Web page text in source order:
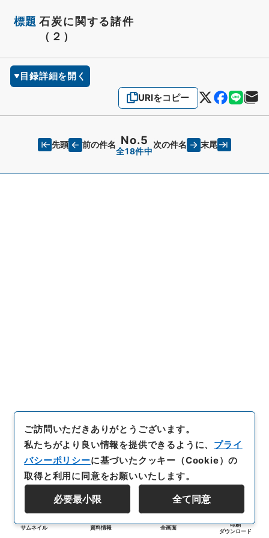
標題 石炭に関する諸件
（２）
目録詳細を開く
URIをコピー
先頭 前の件名 No.5
全18件中
次の件名 末尾
サムネイル 資料情報 全画面
印刷
ダウンロード
ご訪問いただきありがとうございます。
私たちがより良い情報を提供できるように、 プライ
バシーポリシーに基づいたクッキー（Cookie）の
取得と利用に同意をお願いいたします。
必要最小限 全て同意